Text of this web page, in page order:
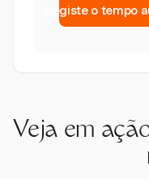
Registe o tempo
Veja em